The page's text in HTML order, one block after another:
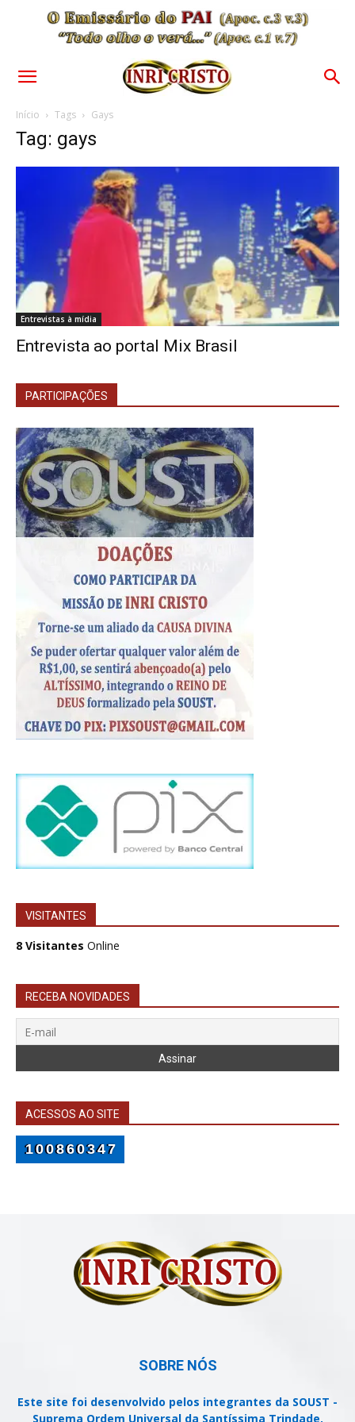
Início Tags Gays
Tag: gays
Entrevistas à mídia
Entrevista ao portal Mix Brasil
PARTICIPAÇÕES
VISITANTES
8 Visitantes Online
RECEBA NOVIDADES
ACESSOS AO SITE
100860347
SOBRE NÓS
Este site foi desenvolvido pelos integrantes da SOUST -
Suprema Ordem Universal da Santíssima Trindade,